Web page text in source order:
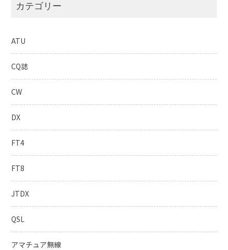
カテゴリー
ATU
CQ誌
CW
DX
FT4
FT8
JTDX
QSL
アマチュア無線